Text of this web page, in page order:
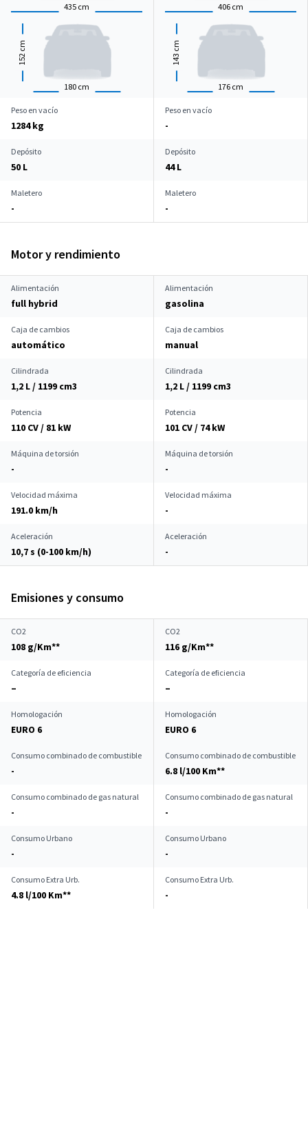
435 cm
180 cm
152
cm
406 cm
176 cm
143
cm
Peso en vacío
1284 kg
Peso en vacío
-
Depósito
50 L
Depósito
44 L
Maletero
-
Maletero
-
Motor y rendimiento
Alimentación
full hybrid
Alimentación
gasolina
Caja de cambios
automático
Caja de cambios
manual
Cilindrada
1,2 L / 1199 cm3
Cilindrada
1,2 L / 1199 cm3
Potencia
110 CV / 81 kW
Potencia
101 CV / 74 kW
Máquina de torsión
-
Máquina de torsión
-
Velocidad máxima
191.0 km/h
Velocidad máxima
-
Aceleración
10,7 s (0-100 km/h)
Aceleración
-
Emisiones y consumo
CO2
108 g/Km**
CO2
116 g/Km**
Categoría de eficiencia
–
Categoría de eficiencia
–
Homologación
EURO 6
Homologación
EURO 6
Consumo combinado de combustible
-
Consumo combinado de combustible
6.8 l/100 Km**
Consumo combinado de gas natural
-
Consumo combinado de gas natural
-
Consumo Urbano
-
Consumo Urbano
-
Consumo Extra Urb.
4.8 l/100 Km**
Consumo Extra Urb.
-